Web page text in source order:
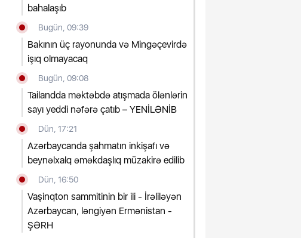
bahalaşıb
Bugün, 09:39
Bakının üç rayonunda və Mingəçevirdə
işıq olmayacaq
Bugün, 09:08
Tailandda məktəbdə atışmada ölənlərin
sayı yeddi nəfərə çatıb – YENİLƏNİB
Dün, 17:21
Azərbaycanda şahmatın inkişafı və
beynəlxalq əməkdaşlıq müzakirə edilib
Dün, 16:50
Vaşinqton sammitinin bir ili - İrəliləyən
Azərbaycan, ləngiyən Ermənistan -
ŞƏRH